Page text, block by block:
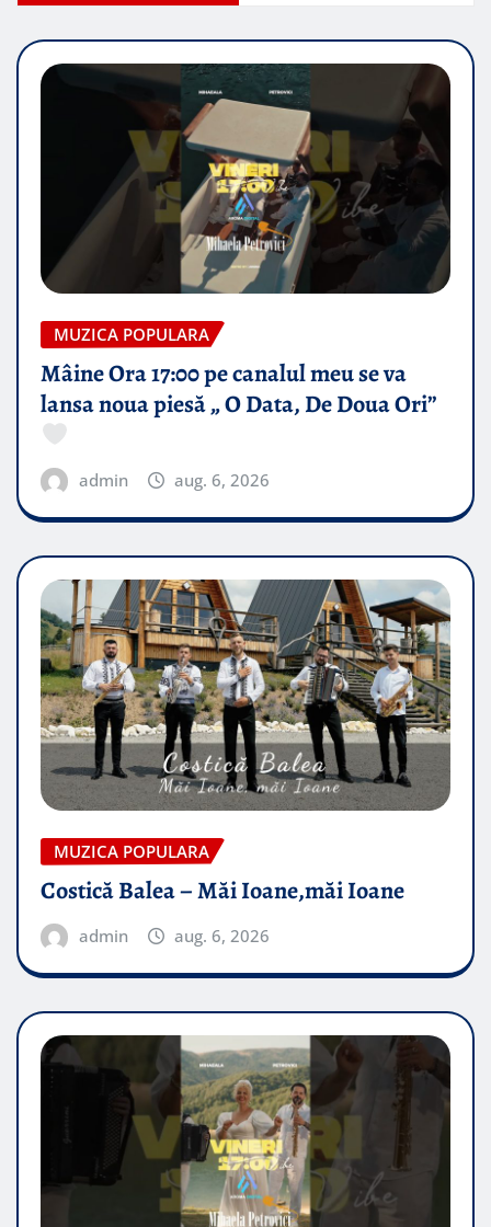
MUZICA POPULARA
Mâine Ora 17:00 pe canalul meu se va
lansa noua piesă „ O Data, De Doua Ori”
admin aug. 6, 2026
MUZICA POPULARA
Costică Balea – Măi Ioane,măi Ioane
admin aug. 6, 2026